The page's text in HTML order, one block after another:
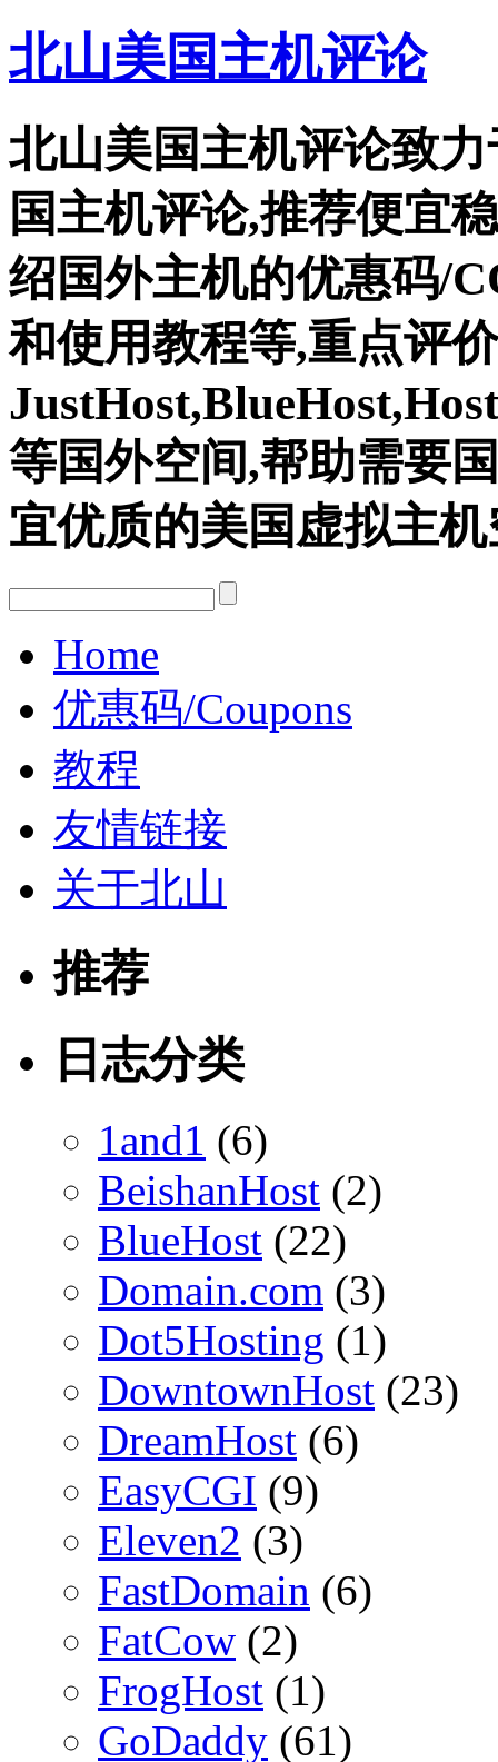
北山美国主机评论
北山美国主机评论致
国主机评论,推荐便宜
绍国外主机的优惠码/
和使用教程等,重点评价
等国外空间,帮助需要
宜优质的美国虚拟主
Home
优惠码/Coupons
教程
友情链接
关于北山
推荐
日志分类
1and1 (6)
BeishanHost (2)
BlueHost (22)
Domain.com (3)
Dot5Hosting (1)
DowntownHost (23)
DreamHost (6)
EasyCGI (9)
Eleven2 (3)
FastDomain (6)
FatCow (2)
FrogHost (1)
GoDaddy (61)